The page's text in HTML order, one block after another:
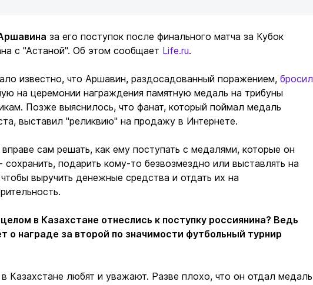
за его поступок после финального матча за Кубок
с "Астаной". Об этом сообщает Life.ru.
известно, что Аршавин, раздосадованный поражением, бросил
на церемонии награждения памятную медаль на трибуны
Позже выяснилось, что фанат, который поймал медаль
выставил "реликвию" на продажу в Интернете.
сам решать, как ему поступать с медалями, которые он
сохранить, подарить кому-то безвозмездно или выставлять на
выручить денежные средства и отдать их на
в Казахстане отнеслись к поступку россиянина? Ведь
о награде за второй по значимости футбольный турнир
Казахстане любят и уважают. Разве плохо, что он отдал медаль